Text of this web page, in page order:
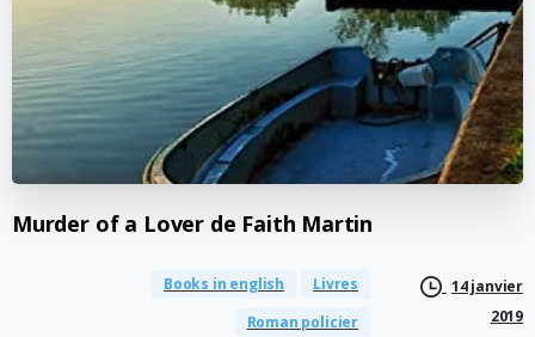
Murder of a Lover de Faith Martin
Books in english
Livres
Roman policier
14 janvier
2019